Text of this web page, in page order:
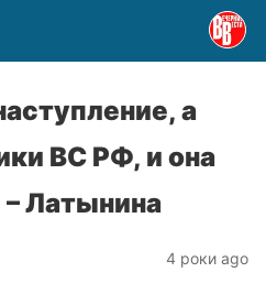
а
ВС РФ, и она
– Латынина
4 роки ago